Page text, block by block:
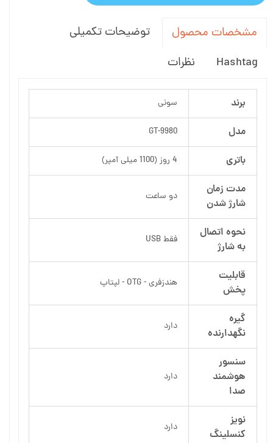
مشخصات محصول
توضیحات تکمیلی
Hashtag
نظرات
برند سونی
مدل GT-9980
باتری 4 روز (1100 میلی آمپر)
مدت زمان
شارژ شدن
دو ساعت
نحوه اتصال
به شارژ
فقط USB
قابلیت
پخش
هندزفری - OTG - لپتاپ
گیره
نگهدارنده
دارد
سنسور
هوشمند
صدا
دارد
نویز
کنسلینگ
دارد